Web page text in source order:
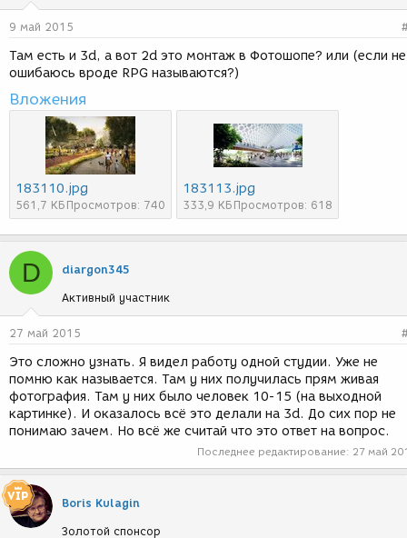
м
ы
д
и
я
9 май 2015
Там есть и 3d, а вот 2d это монтаж в Фотошопе? или (если не
ошибаюсь вроде RPG называются?)
Вложения
183110.jpg
561,7 КБ Просмотров: 740
183113.jpg
333,9 КБ Просмотров: 618
D diargon345
Активный участник
27 май 2015
Это сложно узнать. Я видел работу одной студии. Уже не
помню как называется. Там у них получилась прям живая
фотография. Там у них было человек 10-15 (на выходной
картинке). И оказалось всё это делали на 3d. До сих пор не
понимаю зачем. Но всё же считай что это ответ на вопрос.
Последнее редактирование: 27 май
Boris Kulagin
Золотой спонсор